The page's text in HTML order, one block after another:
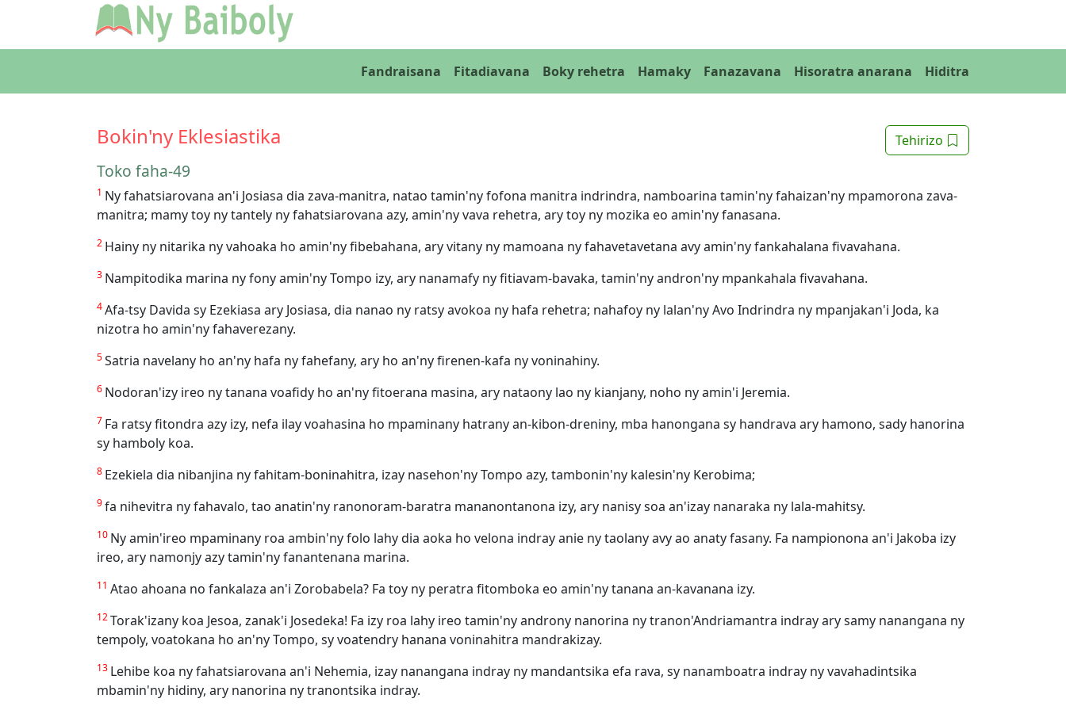
Fandraisana Fitadiavana Boky rehetra Hamaky Fanazavana Hisoratra anarana Hiditra
Tehirizo
Bokin'ny Eklesiastika
Toko faha-49
1 Ny fahatsiarovana an'i Josiasa dia zava-manitra, natao tamin'ny fofona manitra indrindra, namboarina tamin'ny fahaizan'ny mpamorona zava-
manitra; mamy toy ny tantely ny fahatsiarovana azy, amin'ny vava rehetra, ary toy ny mozika eo amin'ny fanasana.
2 Hainy ny nitarika ny vahoaka ho amin'ny fibebahana, ary vitany ny mamoana ny fahavetavetana avy amin'ny fankahalana fivavahana.
3 Nampitodika marina ny fony amin'ny Tompo izy, ary nanamafy ny fitiavam-bavaka, tamin'ny andron'ny mpankahala fivavahana.
4Afa-tsy Davida sy Ezekiasa ary Josiasa, dia nanao ny ratsy avokoa ny hafa rehetra; nahafoy ny lalan'ny Avo Indrindra ny mpanjakan'i Joda, ka
nizotra ho amin'ny fahaverezany.
5Satria navelany ho an'ny hafa ny fahefany, ary ho an'ny firenen-kafa ny voninahiny.
6 Nodoran'izy ireo ny tanana voafidy ho an'ny fitoerana masina, ary nataony lao ny kianjany, noho ny amin'i Jeremia.
7 Fa ratsy fitondra azy izy, nefa ilay voahasina ho mpaminany hatrany an-kibon-dreniny, mba hanongana sy handrava ary hamono, sady hanorina
sy hamboly koa.
8 Ezekiela dia nibanjina ny fahitam-boninahitra, izay nasehon'ny Tompo azy, tambonin'ny kalesin'ny Kerobima;
9fa nihevitra ny fahavalo, tao anatin'ny ranonoram-baratra mananontanona izy, ary nanisy soa an'izay nanaraka ny lala-mahitsy.
10 Ny amin'ireo mpaminany roa ambin'ny folo lahy dia aoka ho velona indray anie ny taolany avy ao anaty fasany. Fa nampionona an'i Jakoba izy
ireo, ary namonjy azy tamin'ny fanantenana marina.
11 Atao ahoana no fankalaza an'i Zorobabela? Fa toy ny peratra fitomboka eo amin'ny tanana an-kavanana izy.
12Torak'izany koa Jesoa, zanak'i Josedeka! Fa izy roa lahy ireo tamin'ny androny nanorina ny tranon'Andriamantra indray ary samy nanangana ny
tempoly, voatokana ho an'ny Tompo, sy voatendry hanana voninahitra mandrakizay.
13 Lehibe koa ny fahatsiarovana an'i Nehemia, izay nanangana indray ny mandantsika efa rava, sy nanamboatra indray ny vavahadintsika
mbamin'ny hidiny, ary nanorina ny tranontsika indray.